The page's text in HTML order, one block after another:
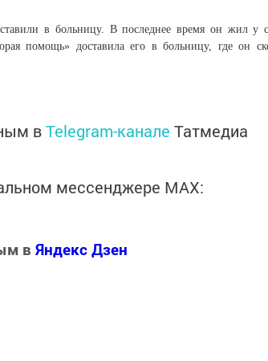
в больницу. В последнее время он жил у
помощь» доставила его в больницу, где он
вTelegram-канале Татмедиа
мессенджере MАХ:
в Яндекс Дзен